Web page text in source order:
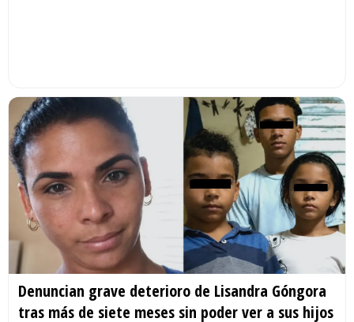
Denuncian grave deterioro de Lisandra Góngora
tras más de siete meses sin poder ver a sus hijos